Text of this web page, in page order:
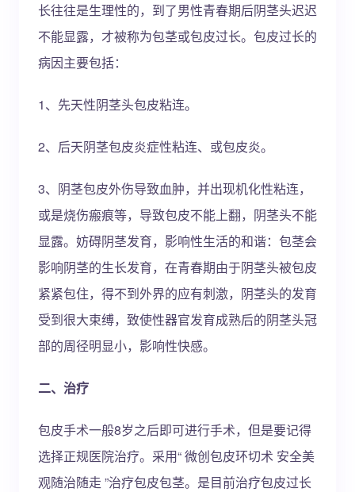
长往往是生理性的，到了男性青春期后阴茎头迟迟
不能显露，才被称为包茎或包皮过长。包皮过长的
病因主要包括：
1、先天性阴茎头包皮粘连。
2、后天阴茎包皮炎症性粘连、或包皮炎。
3、阴茎包皮外伤导致血肿，并出现机化性粘连，
或是烧伤瘢痕等，导致包皮不能上翻，阴茎头不能
显露。妨碍阴茎发育，影响性生活的和谐：包茎会
影响阴茎的生长发育，在青春期由于阴茎头被包皮
紧紧包住，得不到外界的应有刺激，阴茎头的发育
受到很大束缚，致使性器官发育成熟后的阴茎头冠
部的周径明显小，影响性快感。
二、治疗
包皮手术一般8岁之后即可进行手术，但是要记得
选择正规医院治疗。采用“ 微创包皮环切术 安全美
观随治随走 ”治疗包皮包茎。是目前治疗包皮过长